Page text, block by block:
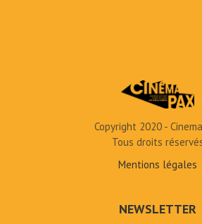
Copyright 2020 -
Tous droits
Mentions légales
NEWSLETTER